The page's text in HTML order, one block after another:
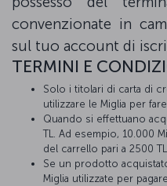
convenzionate in
sul tuo account di
TERMINI E
Solo i titolari di carta di
utilizzare le Miglia per
Quando si effettuano
TL. Ad esempio, 10.000
del carrello pari a 2500
Se un prodotto
Miglia utilizzate per